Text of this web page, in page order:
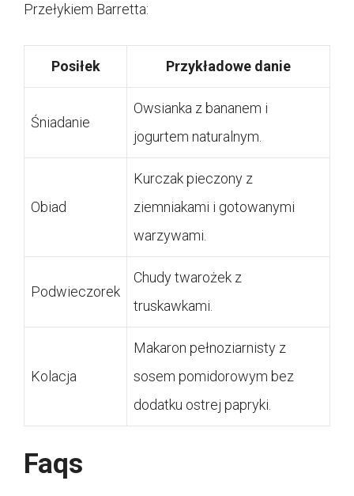
Przełykiem Barretta:
Posiłek Przykładowe danie
Śniadanie
Owsianka z bananem i
jogurtem naturalnym.
Obiad
Kurczak pieczony z
ziemniakami i gotowanymi
warzywami.
Podwieczorek
Chudy twarożek z
truskawkami.
Kolacja
Makaron pełnoziarnisty z
sosem pomidorowym bez
dodatku ostrej papryki.
Faqs